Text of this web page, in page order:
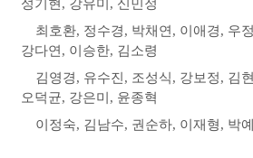
성기현 , 강유미 , 신민정
최호환, 정수경, 박채연 , 이애경, 우
강다연 , 이승한, 김소령
김영경, 유수진 , 조성식, 강보정, 김
오덕균, 강은미 , 윤종혁
이정숙, 김남수, 권순하, 이재형, 박